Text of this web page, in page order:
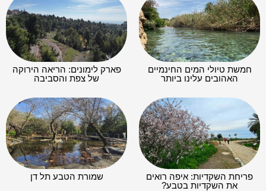
חמשת טיולי המים החינמיים
האהובים עלינו ביותר
פארק לימונים: הריאה הירוקה
של צפת והסביבה
פריחת השקדיות: איפה רואים
את השקדיות בטבע?
שמורת הטבע תל דן